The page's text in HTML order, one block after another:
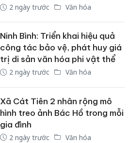
2 ngày trước Văn hóa
Ninh Bình: Triển khai hiệu quả
công tác bảo vệ, phát huy giá
trị di sản văn hóa phi vật thể
2 ngày trước Văn hóa
Xã Cát Tiên 2 nhân rộng mô
hình treo ảnh Bác Hồ trong mỗi
gia đình
2 ngày trước Văn hóa